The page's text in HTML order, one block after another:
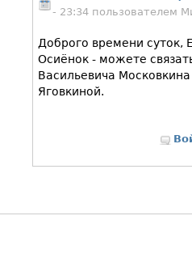
- 23:34 пользователем
Доброго времени суток,
Осиёнок - можете
Васильевича
Яговкиной.